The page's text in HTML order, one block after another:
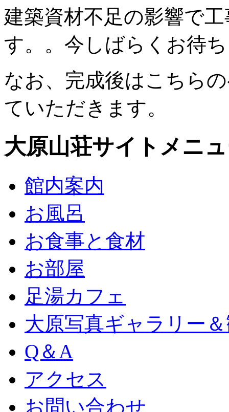
建築資材不足の影響で
す。。今しばらくお待
なお、完成後はこちら
ていただきます。
大原山荘サイトメニ
館内案内
お風呂
お食事と食材
お部屋
足湯カフェ
大原写真ギャラリー
Q＆A
アクセス
お問い合わせ